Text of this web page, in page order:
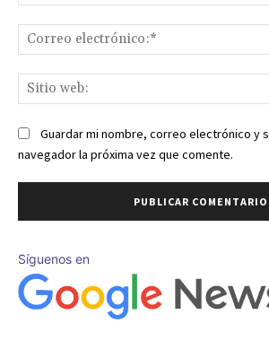
Guardar mi nombre, correo electrónico y
navegador la próxima vez que comente.
Síguenos en